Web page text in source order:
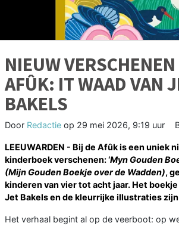
NIEUW
AFÛK: IT WAAD VAN
BAKELS
Door Redactie op 29 mei 2026, 9:19 uur
LEEUWARDEN - Bij de Afûk is een uniek
kinderboek verschenen: ‘Myn Gouden
(Mijn Gouden Boekje over de Wadden),
kinderen van vier tot acht jaar. Het
Jet Bakels en de kleurrijke illustraties
Het verhaal begint al op de veerboot: op